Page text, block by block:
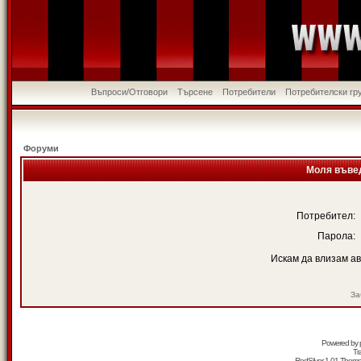
Въпроси/Отговори Търсене Потребители Потребителски
Форуми
Моля
Потребител:
Парола:
Искам да влизам
Powered by